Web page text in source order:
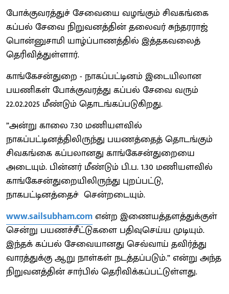
போக்குவரத்துச் சேவையை வழங்கும் சிவகங்கை
கப்பல் சேவை நிறுவனத்தின் தலைவர் சுந்தரராஜ்
பொன்னுசாமி யாழ்ப்பாணத்தில் இத்தகவலைத்
தெரிவித்துள்ளார்.
காங்கேசன்துறை - நாகப்பட்டினம் இடையிலான
பயணிகள் போக்குவரத்து கப்பல் சேவை வரும்
22.02.2025 மீண்டும் தொடங்கப்படுகிறது.
”அன்று காலை 7.30 மணியளவில்
நாகப்பட்டினத்திலிருந்து பயணத்தைத் தொடங்கும்
சிவகங்கை கப்பலானது காங்கேசன்துறையை
அடையும். பின்னர் மீண்டும் பி.ப. 1.30 மணியளவில்
காங்கேசன்துறையிலிருந்து புறப்பட்டு,
நாகபட்டினத்தைச் சென்றடையும்.
www.sailsubham.comஎன்ற இணையத்தளத்துக்குள்
சென்று பயணச்சீட்டுகளை பதிவுசெய்ய முடியும்.
இந்தக் கப்பல் சேவையானது செவ்வாய் தவிர்த்து
வாரத்துக்கு ஆறு நாள்கள் நடத்தப்படும்.” என்று அந்த
நிறுவனத்தின் சார்பில் தெரிவிக்கப்பட்டுள்ளது.